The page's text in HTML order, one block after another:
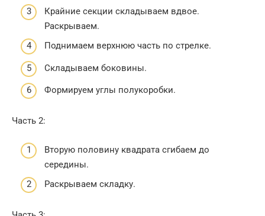
Крайние секции складываем вдвое.
Раскрываем.
Поднимаем верхнюю часть по стрелке.
Складываем боковины.
Формируем углы полукоробки.
Часть 2:
Вторую половину квадрата сгибаем до
середины.
Раскрываем складку.